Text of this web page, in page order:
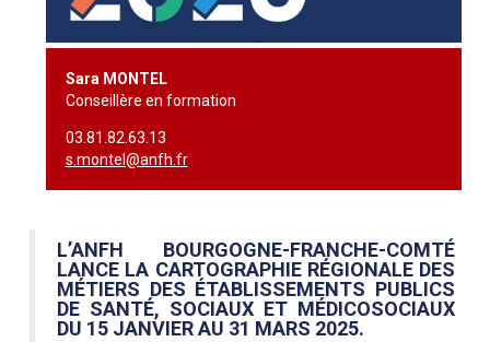
Sara MONTEL
Conseillère en formation
03.81.82.63.13
s.montel@anfh.fr
L’ANFH BOURGOGNE-FRANCHE-COMTÉ
LANCE LA CARTOGRAPHIE RÉGIONALE DES
MÉTIERS DES ÉTABLISSEMENTS PUBLICS
DE SANTÉ, SOCIAUX ET MÉDICOSOCIAUX
DU 15 JANVIER AU 31 MARS 2025.